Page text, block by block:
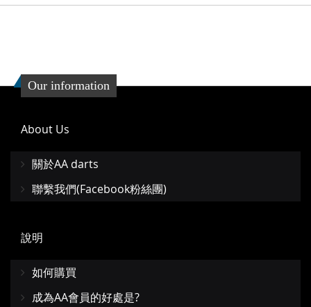
Our information
About Us
關於AA darts
聯繫我們(Facebook粉絲團)
說明
如何購買
成為AA會員的好處是?